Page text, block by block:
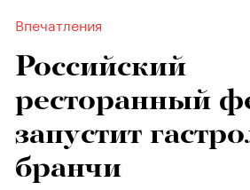
Впечатления
Российский
ресторанный
запустит
бранчи